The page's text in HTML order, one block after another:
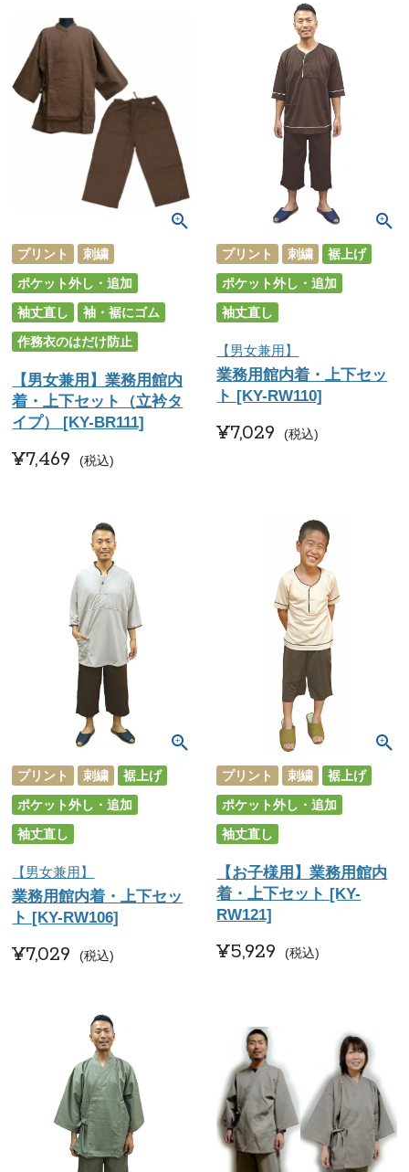
プリント
刺繍
ポケット外し・追加
袖丈直し
袖・裾にゴム
作務衣のはだけ防止
【男女兼用】業務用館内
着・上下セット（立衿タ
イプ） [KY-BR111]
¥7,469 税込
プリント 刺繍
裾上げ
ポケット外し・追加
袖丈直し
【男女兼用】
業務用館内着・上下セッ
ト [KY-RW110]
¥7,029 税込
プリント 刺繍
裾上げ
ポケット外し・追加
袖丈直し
【男女兼用】
業務用館内着・上下セッ
ト [KY-RW106]
¥7,029 税込
プリント 刺繍
裾上げ
ポケット外し・追加
袖丈直し
【お子様用】業務用館内
着・上下セット [KY-
RW121]
¥5,929 税込